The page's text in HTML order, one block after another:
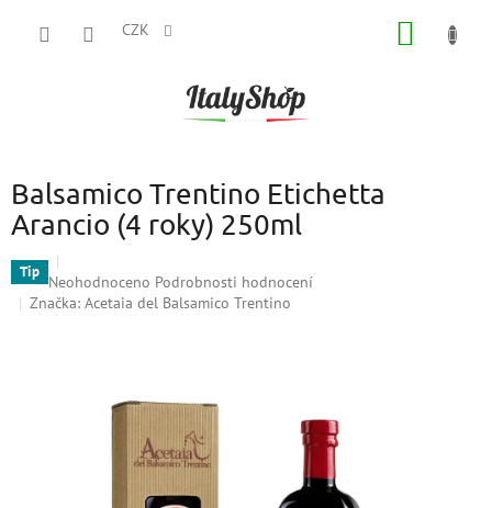
CZK
Balsamico Trentino Etichetta
Arancio (4 roky) 250ml
Tip Průměrné
hodnocení
Neohodnoceno Podrobnosti hodnocení
Značka: Acetaia del Balsamico Trentino